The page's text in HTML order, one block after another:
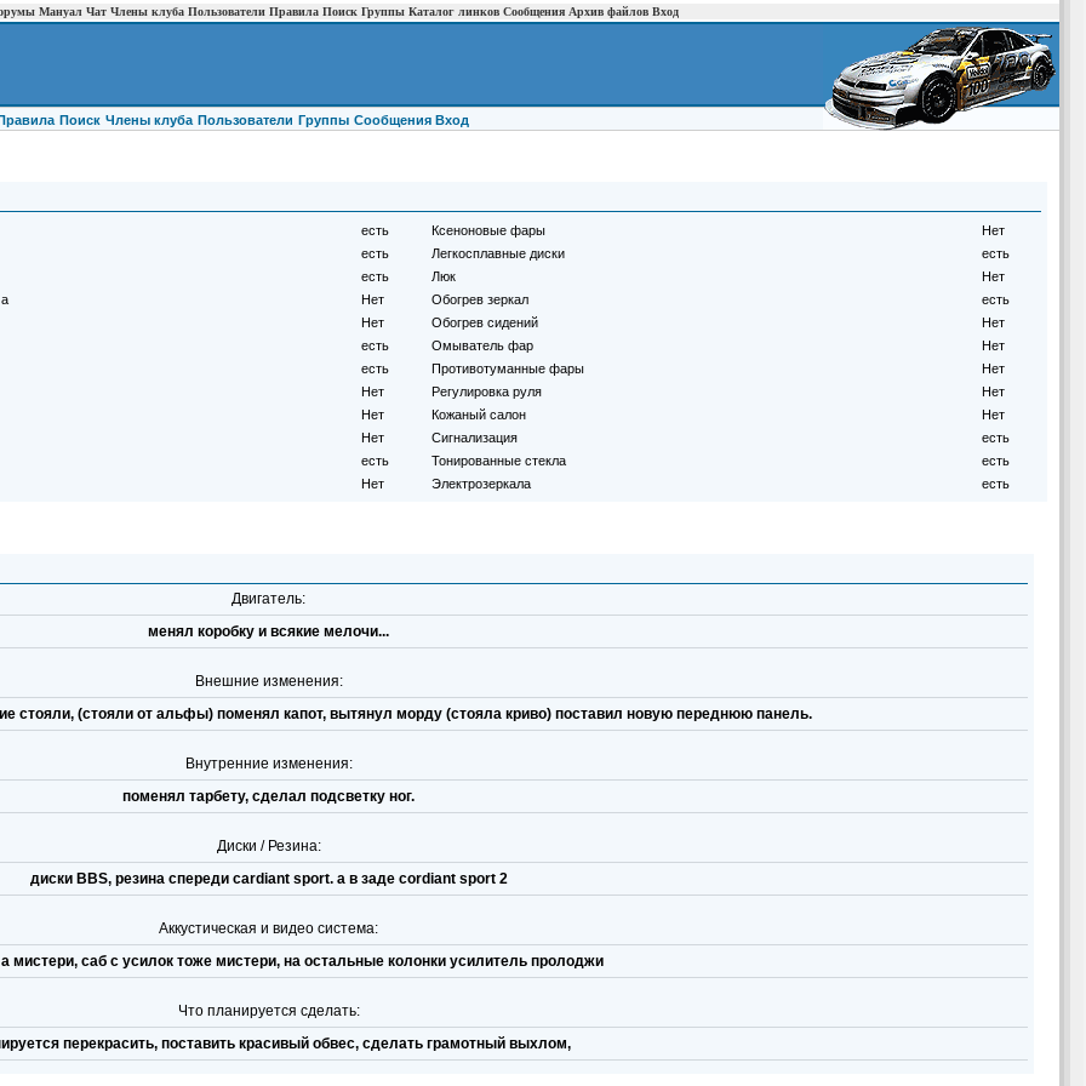
Мануал Чат Члены клуба Пользователи Правила Поиск Группы Каталог линков Сообщения Архив файлов Вход
Поиск Члены клуба Пользователи Группы Cообщения Вход
есть
есть
есть
Нет
Нет
есть
есть
Нет
Нет
Нет
есть
Нет
Ксеноновые фары
Нет
Легкосплавные диски
есть
Люк
Нет
Обогрев зеркал
есть
Обогрев сидений
Нет
Омыватель фар
Нет
Противотуманные фары
Нет
Регулировка руля
Нет
Кожаный салон
Нет
Сигнализация
есть
Тонированные стекла
есть
Электрозеркала
есть
Двигатель:
менял коробку и всякие мелочи...
Внешние изменения:
стояли, (стояли от альфы) поменял капот, вытянул морду (стояла криво) поставил новую переднюю панель.
Внутренние изменения:
поменял тарбету, сделал подсветку ног.
Диски / Резина:
диски BBS, резина спереди cardiant sport. а в заде cordiant sport 2
Аккустическая и видео система:
мистери, саб с усилок тоже мистери, на остальные колонки усилитель пролоджи
Что планируется сделать:
перекрасить, поставить красивый обвес, сделать грамотный выхлом,